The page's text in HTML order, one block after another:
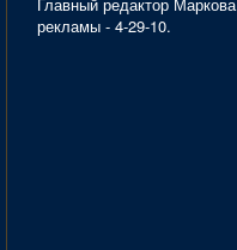
Главный редактор
рекламы - 4-29-10.